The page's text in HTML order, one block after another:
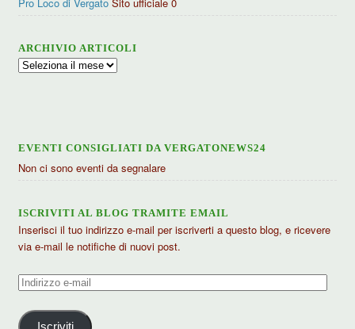
ARCHIVIO ARTICOLI
Archivio
EVENTI CONSIGLIATI DA VERGATONEWS24
Non ci sono eventi da segnalare
ISCRIVITI AL BLOG TRAMITE EMAIL
Inserisci il tuo indirizzo e-mail per iscriverti a questo blog, e ricevere
via e-mail le notifiche di nuovi post.
Indirizzo
mail